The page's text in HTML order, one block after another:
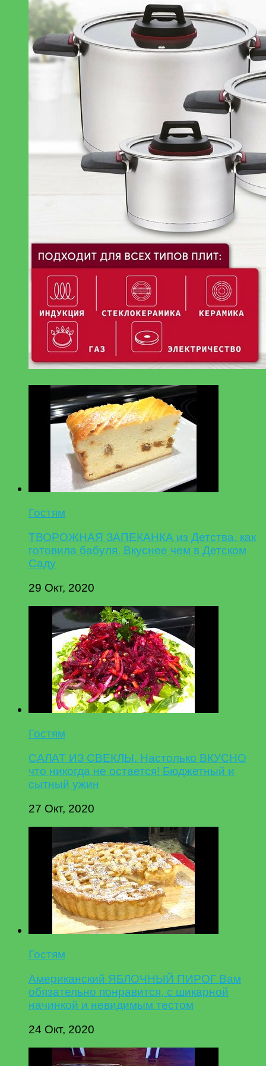
Гостям
ТВОРОЖНАЯ ЗАПЕКАНКА из Детства, как
готовила бабуля. Вкуснее чем в Детском
Саду
29 Окт, 2020
Гостям
САЛАТ ИЗ СВЕКЛЫ. Настолько ВКУСНО
что никогда не остается! Бюджетный и
сытный ужин
27 Окт, 2020
Гостям
Американский ЯБЛОЧНЫЙ ПИРОГ Вам
обязательно понравится, с шикарной
начинкой и невидимым тестом
24 Окт, 2020